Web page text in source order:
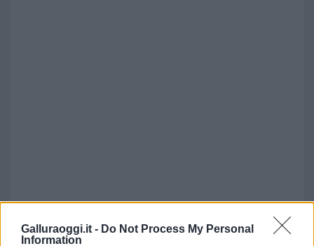
Galluraoggi.it - Do Not Process My Personal
Information